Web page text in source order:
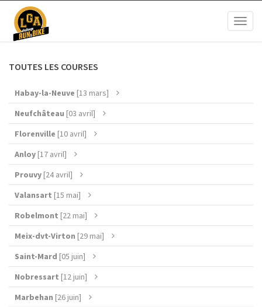
TOUTES LES COURSES
Habay-la-Neuve [13 mars]
Neufchâteau [03 avril]
Florenville [10 avril]
Anloy [17 avril]
Prouvy [24 avril]
Valansart [15 mai]
Robelmont [22 mai]
Meix-dvt-Virton [29 mai]
Saint-Mard [05 juin]
Nobressart [12 juin]
Marbehan [26 juin]